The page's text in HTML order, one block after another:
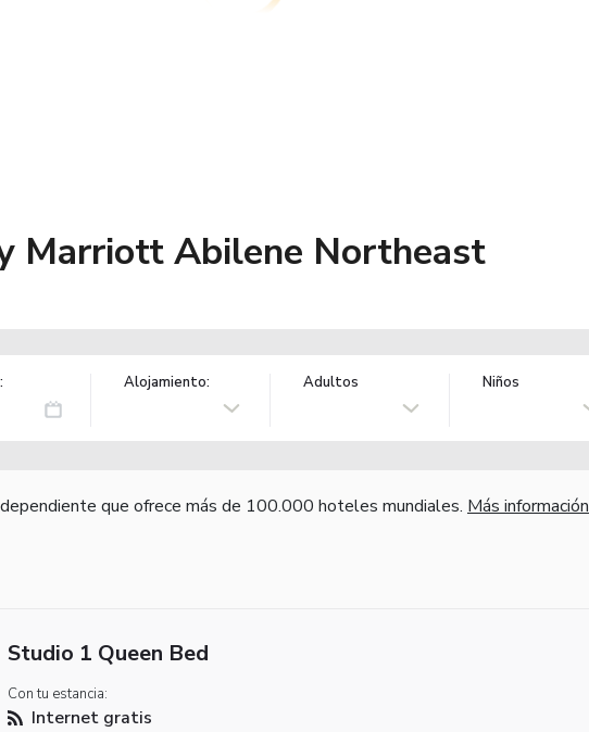
Marriott Abilene Northeast
Alojamiento: Adultos Niños
que ofrece más de 100.000 hoteles mundiales. Más información
Studio 1 Queen Bed
Con tu estancia:
Internet gratis